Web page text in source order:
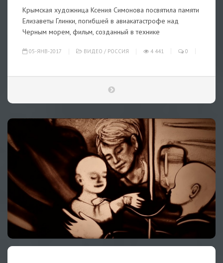
Крымская художница Ксения Симонова посвятила памяти
Елизаветы Глинки, погибшей в авиакатастрофе над
Черным морем, фильм, созданный в технике
05-ЯНВ-2017 ВИДЕО / РОССИЯ 4 441 0